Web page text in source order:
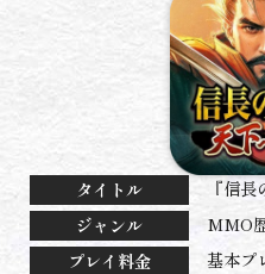
タイトル
『信
ジャンル
MMO
プレイ料金
基本プ